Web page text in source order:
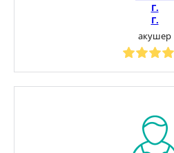
Г.
Г.
акушер